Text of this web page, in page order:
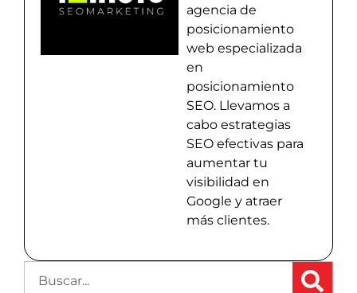
agencia de
posicionamiento
web especializada
en
posicionamiento
SEO. Llevamos a
cabo estrategias
SEO efectivas para
aumentar tu
visibilidad en
Google y atraer
más clientes.